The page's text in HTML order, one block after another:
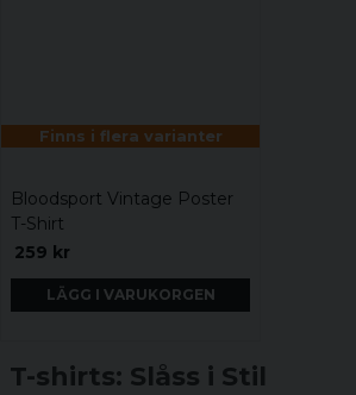
Finns i flera varianter
Bloodsport Vintage Poster
T-Shirt
259 kr
LÄGG I VARUKORGEN
T-shirts: Slåss i Stil